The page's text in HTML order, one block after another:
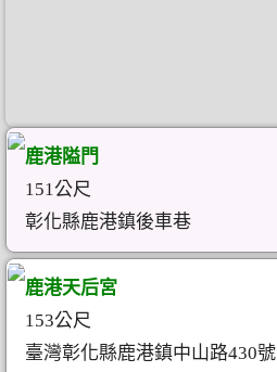
鹿港隘門
151公尺
彰化縣鹿港鎮後車巷
鹿港天后宮
153公尺
臺灣彰化縣鹿港鎮中山路430號